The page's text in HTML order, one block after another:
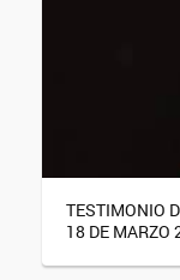
TESTIMONIO
18 DE MARZO